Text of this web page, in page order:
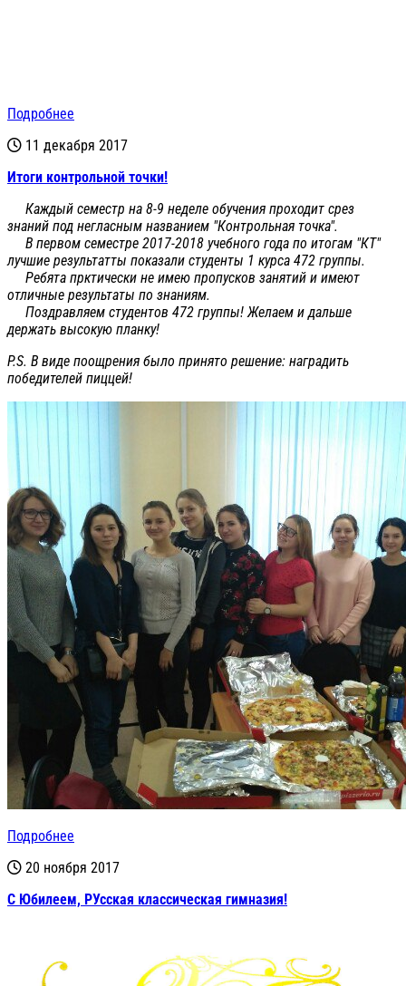
Подробнее
11 декабря 2017
Итоги контрольной точки!
Каждый семестр на 8-9 неделе обучения проходит срез
знаний под негласным названием "Контрольная точка".
В первом семестре 2017-2018 учебного года по итогам "КТ"
лучшие результатты показали студенты 1 курса 472 группы.
Ребята прктически не имею пропусков занятий и имеют
отличные результаты по знаниям.
Поздравляем студентов 472 группы! Желаем и дальше
держать высокую планку!
P.S. В виде поощрения было принято решение: наградить
победителей пиццей!
Подробнее
20 ноября 2017
С Юбилеем, РУсская классическая гимназия!